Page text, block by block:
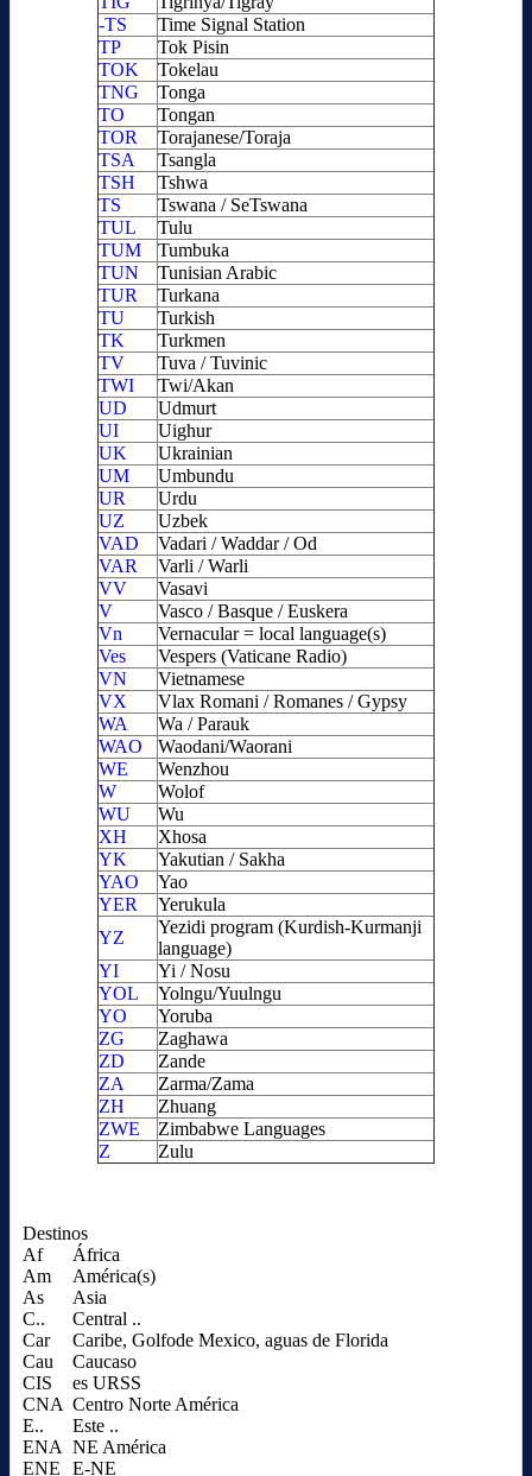
-TS
Time Signal Station
TP
Tok Pisin
TOK
Tokelau
TNG
Tonga
TO
Tongan
TOR
Torajanese/Toraja
TSA
Tsangla
TSH
Tshwa
TS
Tswana / SeTswana
TUL
Tulu
TUM
Tumbuka
TUN
Tunisian Arabic
TUR
Turkana
TU
Turkish
TK
Turkmen
TV
Tuva / Tuvinic
TWI
Twi/Akan
UD
Udmurt
UI
Uighur
UK
Ukrainian
UM
Umbundu
UR
Urdu
UZ
Uzbek
VAD
Vadari / Waddar / Od
VAR
Varli / Warli
VV
Vasavi
V
Vasco / Basque / Euskera
Vn
Vernacular = local language(s)
Ves
Vespers (Vaticane Radio)
VN
Vietnamese
VX
Vlax Romani / Romanes / Gypsy
WA
Wa / Parauk
WAO
Waodani/Waorani
WE
Wenzhou
W
Wolof
WU
Wu
XH
Xhosa
YK
Yakutian / Sakha
YAO
Yao
YER
Yerukula
YZ
Yezidi program (Kurdish-Kurmanji
language)
YI
Yi / Nosu
YOL
Yolngu/Yuulngu
YO
Yoruba
ZG
Zaghawa
ZD
Zande
ZA
Zarma/Zama
ZH
Zhuang
ZWE
Zimbabwe Languages
Z
Zulu
Destinos
Af
África
Am
América(s)
As
Asia
C..
Central ..
Car
Caribe, Golfode Mexico, aguas de Florida
Cau
Caucaso
CIS
es URSS
CNA Centro Norte América
E..
Este ..
ENA NE América
ENE
E-NE